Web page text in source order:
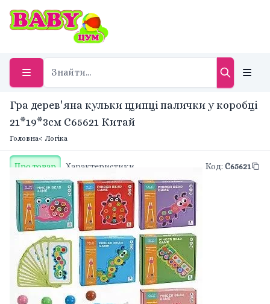
Гра дерев'яна кульки щипці палички у коробці
21*19*3см C65621 Китай
Головна< Логіка
Про товар Характеристики Код: C65621